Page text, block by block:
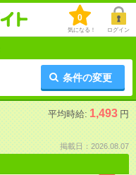
0
気になる！ ログイン
条件の変更
平均時給: 1,493 円
掲載日：2026.08.07